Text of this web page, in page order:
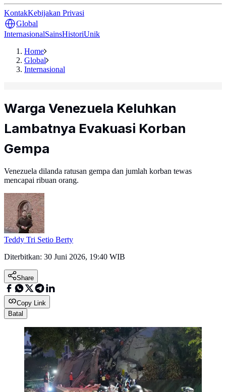
KontakKebijakan Privasi
Global
InternasionalSainsHistoriUnik
Home
Global
Internasional
Warga Venezuela Keluhkan
Lambatnya Evakuasi Korban
Gempa
Venezuela dilanda ratusan gempa dan jumlah korban tewas
mencapai ribuan orang.
Teddy Tri Setio Berty
Diterbitkan: 30 Juni 2026, 19:40 WIB
Share
Copy Link
Batal